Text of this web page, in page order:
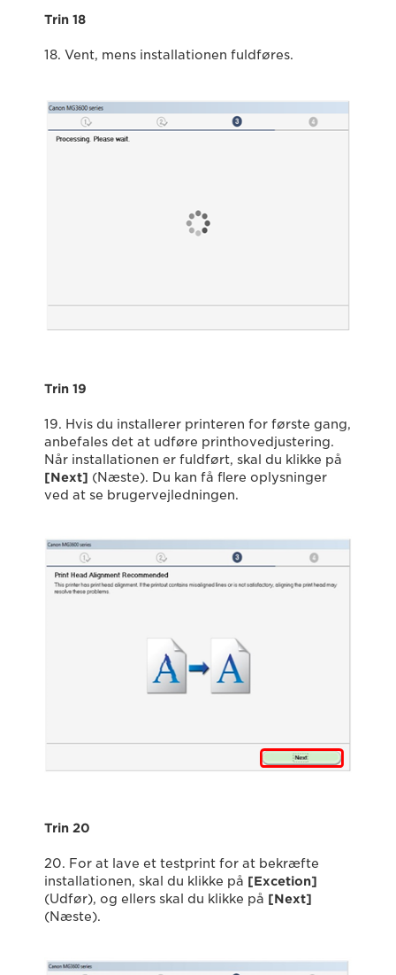
Trin 18
18. Vent, mens installationen fuldføres.
Trin 19
19. Hvis du installerer printeren for første gang,
anbefales det at udføre printhovedjustering.
Når installationen er fuldført, skal du klikke på
[Next] (Næste). Du kan få flere oplysninger
ved at se brugervejledningen.
Trin 20
20. For at lave et testprint for at bekræfte
installationen, skal du klikke på [Excetion]
(Udfør), og ellers skal du klikke på [Next]
(Næste).